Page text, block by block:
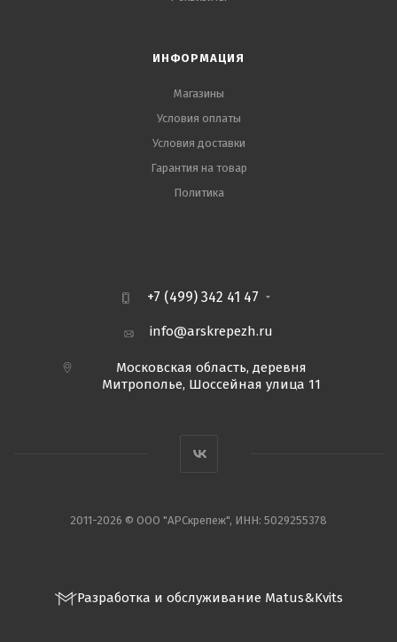
ИНФОРМАЦИЯ
Магазины
Условия оплаты
Условия доставки
Гарантия на товар
Политика
+7 (499) 342 41 47
info@arskrepezh.ru
Московская область, деревня
Митрополье, Шоссейная улица 11
2011-2026 © ООО "АРСкрепеж", ИНН: 5029255378
Разработка и обслуживание Matus&Kvits